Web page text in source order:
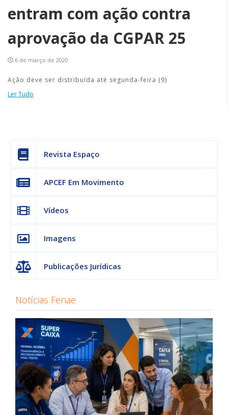
entram com ação contra
aprovação da CGPAR 25
6 de março de 2020
Ação deve ser distribuída até segunda-feira (9)
Ler Tudo
Revista Espaço
APCEF Em Movimento
Vídeos
Imagens
Publicações Jurídicas
Notícias Fenae